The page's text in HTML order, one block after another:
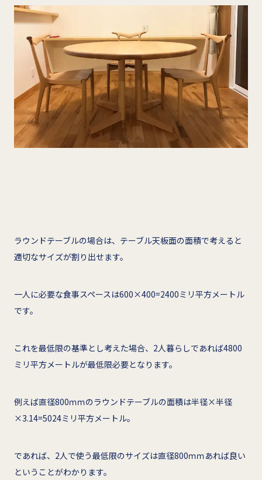
ラウンドテーブルの場合は、テーブル天板面の面積で考えると
適切なサイズが割り出せます。
一人に必要な食事スペースは600×400=2400ミリ平方メートル
です。
これを最低限の基準とし考えた場合、2人暮らしであれば4800
ミリ平方メートルが最低限必要となります。
例えば直径800ｍｍのラウンドテーブルの面積は半径×半径
×3.14=5024ミリ平方メートル。
であれば、2人で使う最低限のサイズは直径800ｍｍあれば良い
ということがわかります。